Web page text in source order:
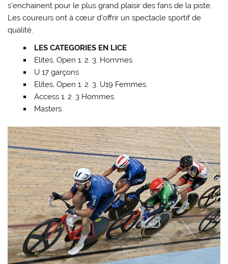
s’enchainent pour le plus grand plaisir des fans de la piste.
Les coureurs ont à cœur d’offrir un spectacle sportif de
qualité.
LES CATEGORIES EN LICE
Elites, Open 1. 2. 3. Hommes.
U 17 garçons
Elites, Open 1. 2. 3. U19 Femmes.
Access 1. 2. 3 Hommes
Masters